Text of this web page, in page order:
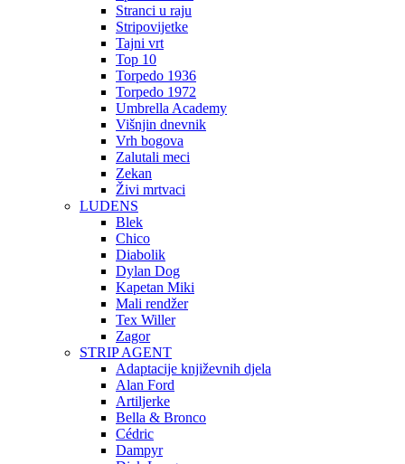
Stranci u raju
Stripovijetke
Tajni vrt
Top 10
Torpedo 1936
Torpedo 1972
Umbrella Academy
Višnjin dnevnik
Vrh bogova
Zalutali meci
Zekan
Živi mrtvaci
LUDENS
Blek
Chico
Diabolik
Dylan Dog
Kapetan Miki
Mali rendžer
Tex Willer
Zagor
STRIP AGENT
Adaptacije književnih djela
Alan Ford
Artiljerke
Bella & Bronco
Cédric
Dampyr